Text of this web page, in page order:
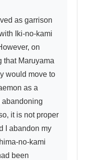
as garrison
Iki-no-kami
on
that Maruyama
would move to
as a
abandoning
it is not proper
I abandon my
no-kami
been